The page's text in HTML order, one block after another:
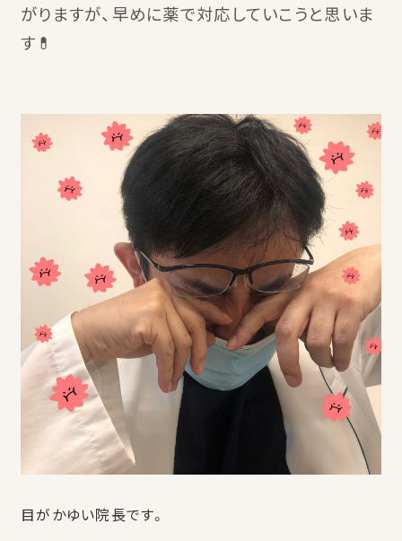
がりますが、早めに薬で対応していこうと思いま
す💊
目がかゆい院長です。